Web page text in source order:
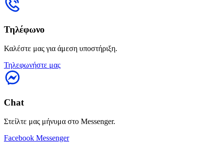
Τηλέφωνο
Καλέστε μας για άμεση υποστήριξη.
Τηλεφωνήστε μας
Chat
Στείλτε μας μήνυμα στο Messenger.
Facebook Messenger